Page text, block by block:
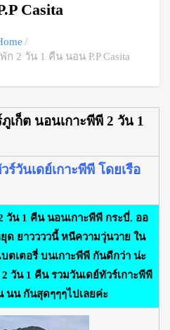
Casita
2 วัน 1 คืน นอน P.P Casita
เก็ต นอนเกาะพีพี 2 วัน 1
วันเดย์เกาะพีพี โดยเรือ
วัน 1 คืน นอนเกาะพีพี กระบี่. ออ
ด ยาววววนี้ หนีความวุ่นวาย ใน
ตเตอรี่ บนเกาะพีพี กันดีกว่า น่ะ
วัน 1 คืน รวมวันเดย์ทัวร์เกาะพีพี
นน กันสุดๆๆๆไปเลยค่ะ